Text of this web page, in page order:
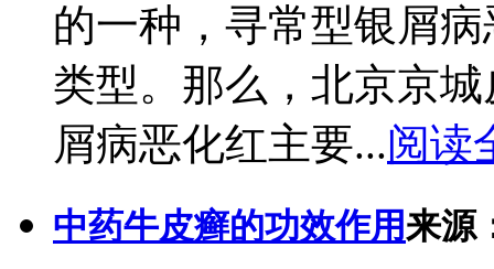
的一种，寻常型银屑
类型。那么，北京京
屑病恶化红主要...阅读
中药牛皮癣的功效作用来源